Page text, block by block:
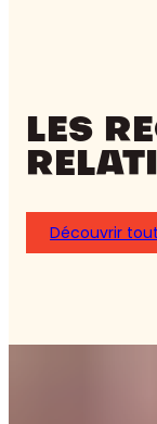
LES
Découvrir